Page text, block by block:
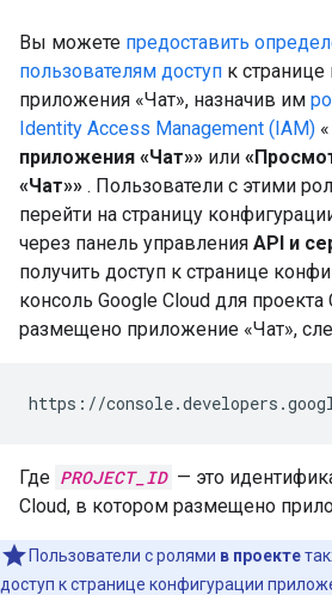
Вы можете предоставить
пользователям доступ к
приложения «Чат», назначив им
Identity Access Management (IAM) «
приложения «Чат»» или
«Чат»» . Пользователи с этими
перейти на страницу
через панель управления API и
получить доступ к странице
консоль Google Cloud для
размещено приложение «Чат»,
https://
Где PROJECT_ID — это
Cloud, в котором размещено
Пользователи с ролями в проекте
доступ к странице конфигурации